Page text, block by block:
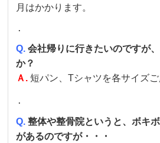
月はかかります。
．
Q. 会社帰りに行きたいのですが
か？
Ａ. 短パン、Tシャツを各サイズご
．
Q. 整体や整骨院というと、ボキ
があるのですが・・・